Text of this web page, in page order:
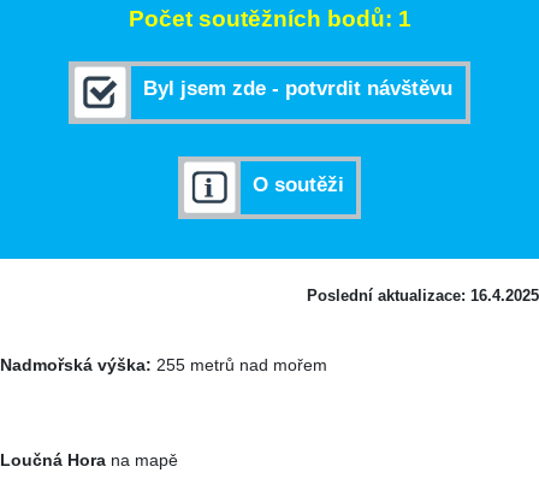
Počet soutěžních bodů: 1
Byl jsem zde - potvrdit návštěvu
O soutěži
Poslední aktualizace: 16.4.2025
Nadmořská výška: 255 metrů nad mořem
Loučná Hora na mapě